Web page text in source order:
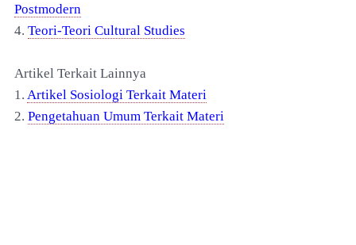
Postmodern
4. Teori-Teori Cultural Studies
Artikel Terkait Lainnya
1. Artikel Sosiologi Terkait Materi
2. Pengetahuan Umum Terkait Materi